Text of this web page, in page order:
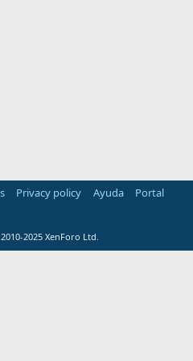
Privacy policy Ayuda Portal
2025 XenForo Ltd.